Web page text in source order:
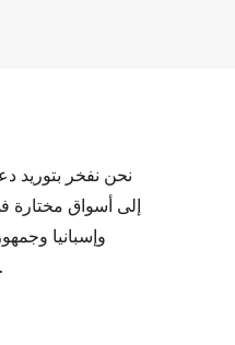
نحن نفخر بتوريد
إلى أسواق مختارة
وإسبانيا
ديناميكية